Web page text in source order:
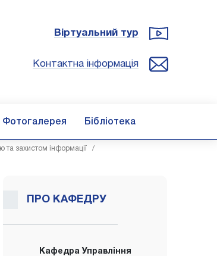
Віртуальний тур
Контактна інформація
Фотогалерея Бібліотека
та захистом інформації /
ПРО КАФЕДРУ
Кафедра Управління